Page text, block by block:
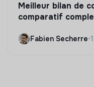
Meilleur bilan de
comparatif
Fabien Secherre•